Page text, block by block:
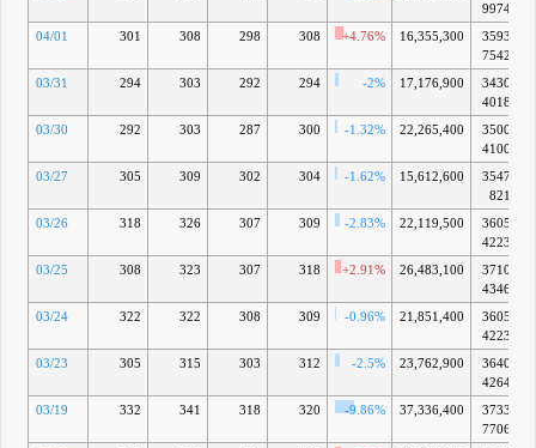
9974万
04/01
301 308 298 308 +4.76% 16,355,300
3593億
7542万
03/31
294 303 292 294 -2% 17,176,900
3430億
4018万
03/30
292 303 287 300 -1.32% 22,265,400
3500億
4100万
03/27
305 309 302 304 -1.62% 15,612,600
3547億
821万
03/26
318 326 307 309 -2.83% 22,119,500
3605億
4223万
03/25
308 323 307 318 +2.91% 26,483,100
3710億
4346万
03/24
322 322 308 309 -0.96% 21,851,400
3605億
4223万
03/23
305 315 303 312 -2.5% 23,762,900
3640億
4264万
03/19
332 341 318 320 -9.86% 37,336,400
3733億
7706万